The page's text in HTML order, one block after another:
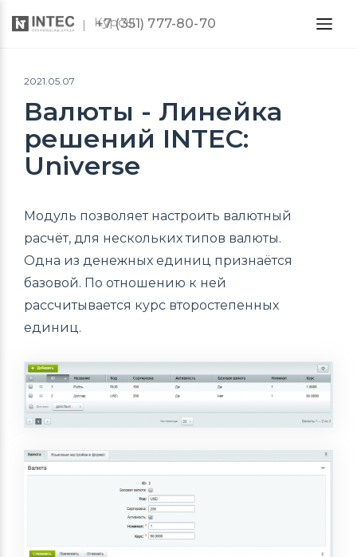
Курсы
+7 (351) 777-80-70
2021.05.07
Валюты - Линейка
решений INTEC:
Universe
Модуль позволяет настроить валютный
расчёт, для нескольких типов валюты.
Одна из денежных единиц признаётся
базовой. По отношению к ней
рассчитывается курс второстепенных
единиц.